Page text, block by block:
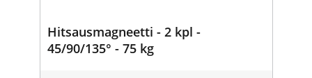
Hitsausmagneetti - 2 kpl -
45/90/135° - 75 kg